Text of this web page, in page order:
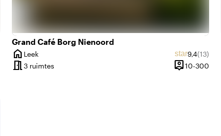
1 tot 300 personen
Grand Café Borg Nienoord
home
Plaats
Leek star9,4Aantal
(13)
meeting_room3 ruimtes person_pin
Capaciteit
10-300